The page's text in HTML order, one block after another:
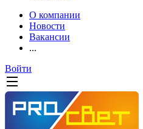
О компании
Новости
Вакансии
...
Войти